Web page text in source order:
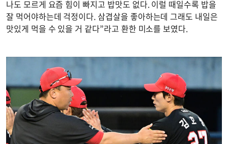
나도 모르게 요즘 힘이 빠지고 밥맛도 없다. 이럴 때일수록 밥을
잘 먹어야하는데 걱정이다. 삼겹살을 좋아하는데 그래도 내일은
맛있게 먹을 수 있을 거 같다”라고 환한 미소를 보였다.